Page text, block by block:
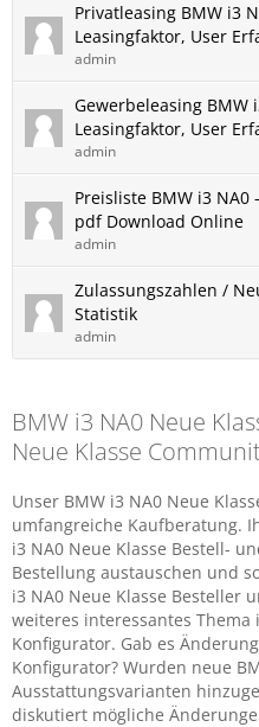
Privatleasing BMW i3
Leasingfaktor, User
admin
Gewerbeleasing BMW
Leasingfaktor, User
admin
Preisliste BMW i3 NA0
pdf Download Online
admin
Zulassungszahlen /
Statistik
admin
BMW i3 NA0 Neue
Neue Klasse
Unser BMW i3 NA0 Neue
umfangreiche Kaufberatung.
i3 NA0 Neue Klasse Bestell-
Bestellung austauschen und
i3 NA0 Neue Klasse Besteller
weiteres interessantes Thema
Konfigurator. Gab es
Konfigurator? Wurden neue
Ausstattungsvarianten
diskutiert mögliche